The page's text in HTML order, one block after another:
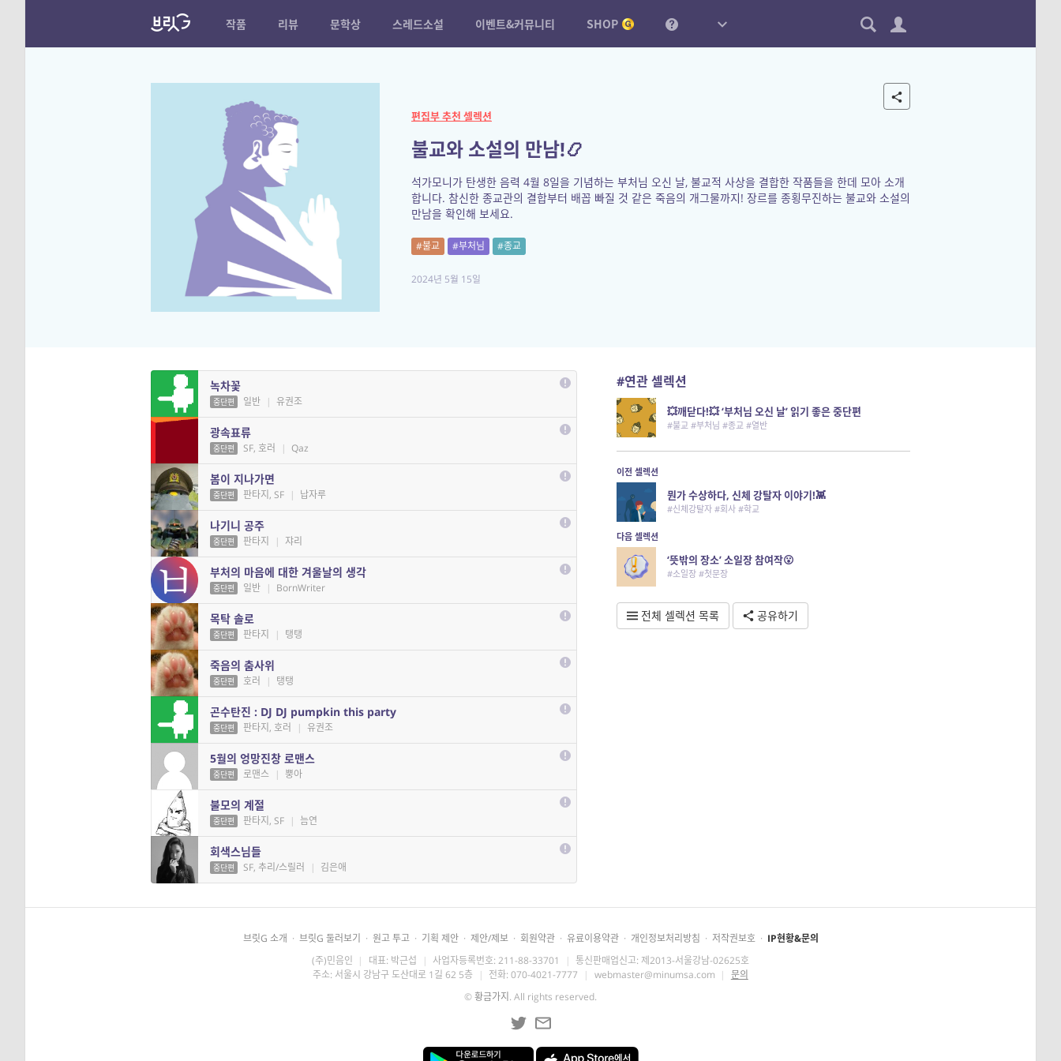
작품 리뷰 문학상 스레드소설 이벤트&커뮤니티 SHOP
편집부 추천 셀렉션
불교와 소설의 만남!📿
석가모니가 탄생한 음력 4월 8일을 기념하는 부처님 오신 날, 불교적 사상을 결합한 작품들을 한데 모아 소개
합니다. 참신한 종교관의 결합부터 배꼽 빠질 것 같은 죽음의 개그물까지! 장르를 종횡무진하는 불교와 소설의
만남을 확인해 보세요.
#불교 #부처님 #종교
2024년 5월 15일
녹차꽃
중단편 일반 | 유권조
광속표류
중단편 SF, 호러 | Qaz
봄이 지나가면
중단편 판타지, SF | 납자루
나기니 공주
중단편 판타지 | 쟈리
부처의 마음에 대한 겨울날의 생각
중단편 일반 | BornWriter
목탁 솔로
중단편 판타지 | 탱탱
죽음의 춤사위
중단편 호러 | 탱탱
곤수탄진 : DJ DJ pumpkin this party
중단편 판타지, 호러 | 유권조
5월의 엉망진창 로맨스
중단편 로맨스 | 뿡아
불모의 계절
중단편 판타지, SF | 늠연
회색스님들
중단편 SF, 추리/스릴러 | 김은애
#연관 셀렉션
💥깨닫다!💥 ‘부처님 오신 날’ 읽기 좋은 중단편
#불교 #부처님 #종교 #열반
이전 셀렉션
뭔가 수상하다, 신체 강탈자 이야기!👾
#신체강탈자 #회사 #학교
다음 셀렉션
‘뜻밖의 장소’ 소일장 참여작😮
#소일장 #첫문장
전체 셀렉션 목록 공유하기
브릿G 소개 · 브릿G 둘러보기 · 원고 투고 · 기획 제안 · 제안/제보 · 회원약관 · 유료이용약관 · 개인정보처리방침 · 저작권보호 · IP현황&문의
(주)민음인 | 대표: 박근섭 | 사업자등록번호: 211-88-33701 | 통신판매업신고: 제2013-서울강남-02625호
주소: 서울시 강남구 도산대로 1길 62 5층 | 전화: 070-4021-7777 | webmaster@minumsa.com | 문의
©황금가지 . All rights reserved.